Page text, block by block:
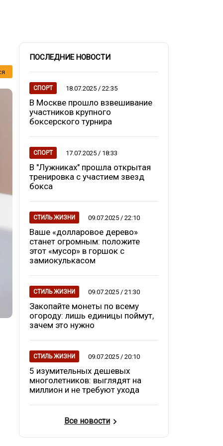
ПОСЛЕДНИЕ НОВОСТИ
СПОРТ 18.07.2025 / 22:35
В Москве прошло взвешивание
участников крупного
боксерского турнира
СПОРТ 17.07.2025 / 18:33
В "Лужниках" прошла открытая
тренировка с участием звезд
бокса
СТИЛЬ ЖИЗНИ 09.07.2025 / 22:10
Ваше «долларовое дерево»
станет огромным: положите
этот «мусор» в горшок с
замиокулькасом
СТИЛЬ ЖИЗНИ 09.07.2025 / 21:30
Закопайте монеты по всему
огороду: лишь единицы поймут,
зачем это нужно
СТИЛЬ ЖИЗНИ 09.07.2025 / 20:10
5 изумительных дешевых
многолетников: выглядят на
миллион и не требуют ухода
Все новости